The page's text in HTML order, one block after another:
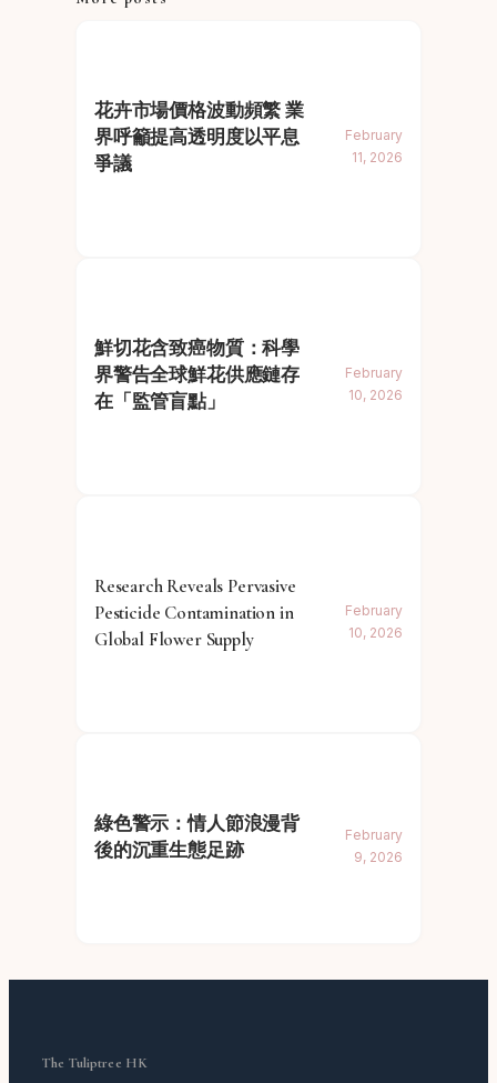
花卉市場價格波動頻繁 業
界呼籲提高透明度以平息
爭議
February
11, 2026
鮮切花含致癌物質：科學
界警告全球鮮花供應鏈存
在「監管盲點」
February
10, 2026
Research Reveals Pervasive
Pesticide Contamination in
Global Flower Supply
February
10, 2026
綠色警示：情人節浪漫背
後的沉重生態足跡
February
9, 2026
The Tuliptree HK